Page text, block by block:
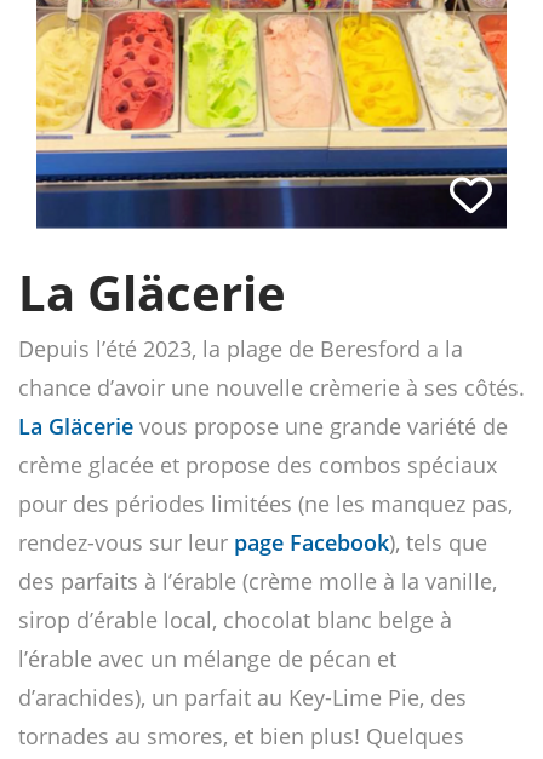
La Gläcerie
Depuis l’été 2023, la plage de Beresford a la
chance d’avoir une nouvelle crèmerie à ses côtés.
La Gläcerie vous propose une grande variété de
crème glacée et propose des combos spéciaux
pour des périodes limitées (ne les manquez pas,
rendez-vous sur leur page Facebook), tels que
des parfaits à l’érable (crème molle à la vanille,
sirop d’érable local, chocolat blanc belge à
l’érable avec un mélange de pécan et
d’arachides), un parfait au Key-Lime Pie, des
tornades au smores, et bien plus! Quelques